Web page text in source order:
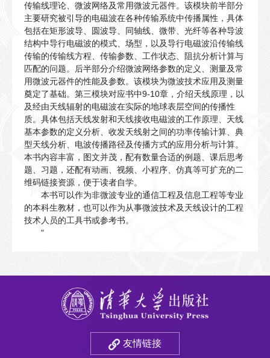
传输线理论、微波网络及常用微波元器件。该模块前半部分
主要研究被引导的电磁波在各种传输系统中传播属性，具体
包括在矩形波导、圆波导、同轴线、微带、光纤等各种导波
结构中导行电磁波的模式、场型，以及导行电磁波沿传输线
传输的传输线方程、传输参数、工作状态、阻抗分析计算与
匹配的问题。后半部分介绍微波网络参数的定义、测量及常
用微波元器件的性能及参数。该模块为微波技术应用及测量
奠定了基础。第三模块对应书中9-10章，介绍天线原理，以
及经由天线辐射的电磁波在实际的地球表层空间的传播性
质。具体包括天线发射和天线接收电磁波的工作原理、天线
基本参数的定义分析、收发天线射之间的功率传输计算、典
型天线分析、电波传播路径及传播方式的应用分析与计算。
本书内容丰富，图文并茂，配有数量合适的例题、课后思考
题、习题，还配有动画、视频、小程序、仿真等可扩充的二
维码链接资源，便于读者自学。
本书可以作为非微波专业的通信工程及信息工程等专业
的本科生教材，也可以作为从事微波技术及天线设计的工程
技术人员的工具书或参考书。
"
友情链接